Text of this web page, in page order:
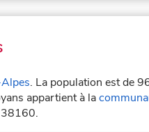
. La population est de
appartient à la
38160.